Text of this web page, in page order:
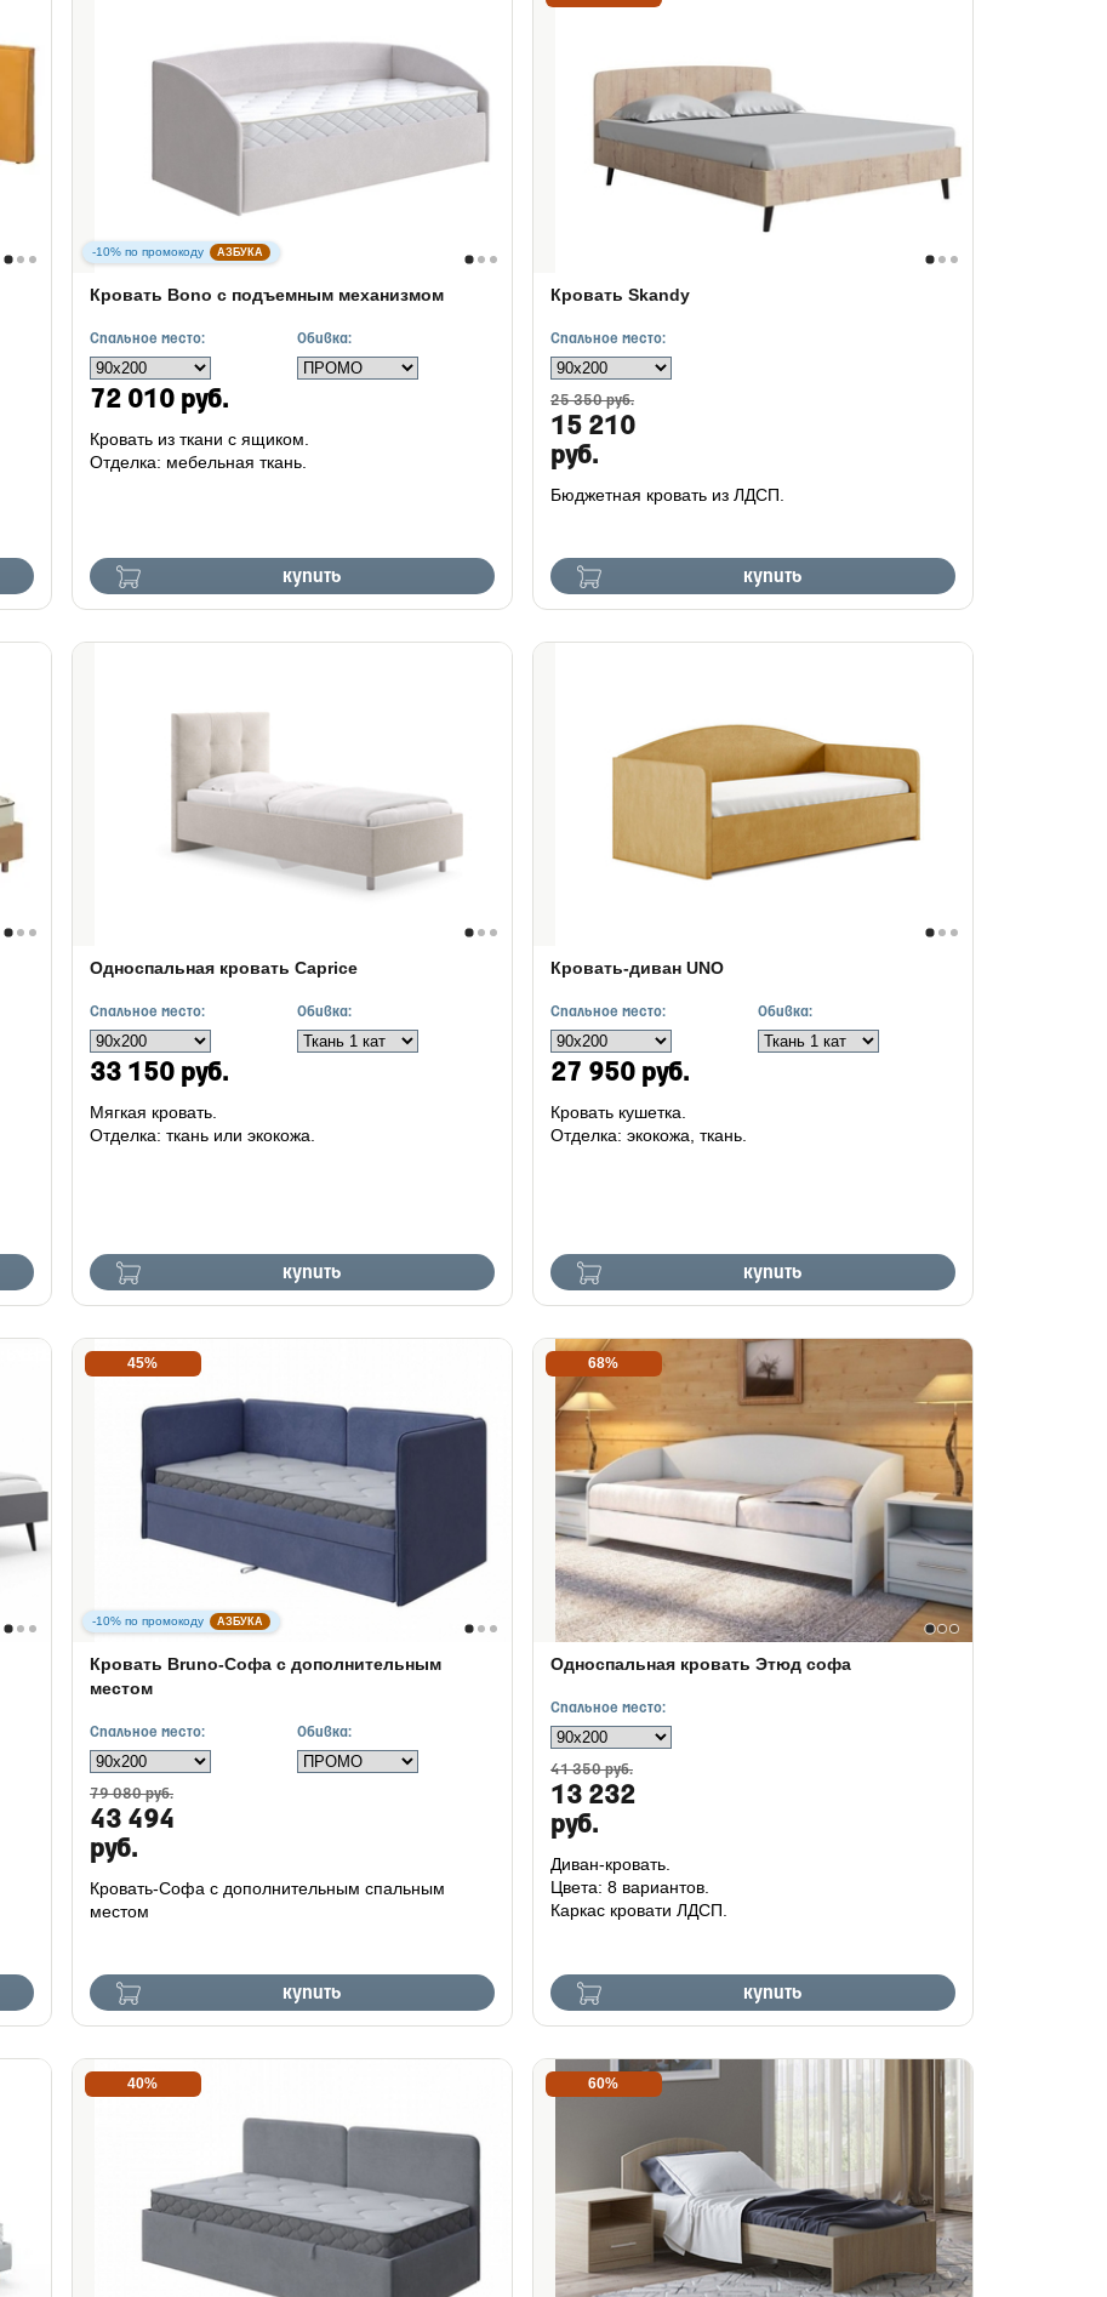
-10% по промокоду АЗБУКА
Кровать Bono с подъемным механизмом
Спальное место: Обивка:
72 010 руб.
купить
Кровать из ткани с ящиком.
Отделка: мебельная ткань.
Кровать Skandy
Спальное место:
25 350 руб.
15 210
руб.
купить
Бюджетная кровать из ЛДСП.
Односпальная кровать Caprice
Спальное место: Обивка:
33 150 руб.
купить
Мягкая кровать.
Отделка: ткань или экокожа.
Кровать-диван UNO
Спальное место: Обивка:
27 950 руб.
купить
Кровать кушетка.
Отделка: экокожа, ткань.
-10% по промокоду АЗБУКА
45%
Кровать Bruno-Софа с дополнительным
местом
Спальное место: Обивка:
79 080 руб.
43 494
руб.
купить
Кровать-Софа с дополнительным спальным
местом
68%
Односпальная кровать Этюд софа
Спальное место:
41 350 руб.
13 232
руб.
купить
Диван-кровать.
Цвета: 8 вариантов.
Каркас кровати ЛДСП.
40% 60%